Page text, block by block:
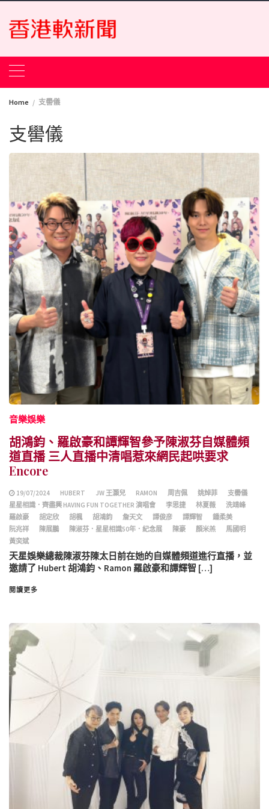
Skip
content
Home 支嚳儀
支嚳儀
音樂娛樂
胡鴻鈞、羅啟豪和譚輝智參予陳淑芬自媒體頻
道直播 三人直播中清唱惹來網民起哄要求
Encore
19/07/2024 HUBERT JW 王灝兒 RAMON 周吉佩 姚焯菲
支嚳儀
星星相識．齊盡興 HAVING FUN TOGETHER 演唱會
李思捷 林夏薇
洗靖峰
羅啟豪
胡定欣 胡楓 胡鴻鈞 詹天文 譚俊彦 譚輝智
鍾柔美
阮兆祥
陳展鵬 陳淑芬．星星相識50年．紀念展 陳豪 顏米羔
馬國明
黃奕斌
天星娛樂總裁陳淑芬陳太日前在她的自媒體頻道進行直播，並
邀請了 Hubert 胡鴻鈞、Ramon 羅啟豪和譚輝智 […]
閱讀更多